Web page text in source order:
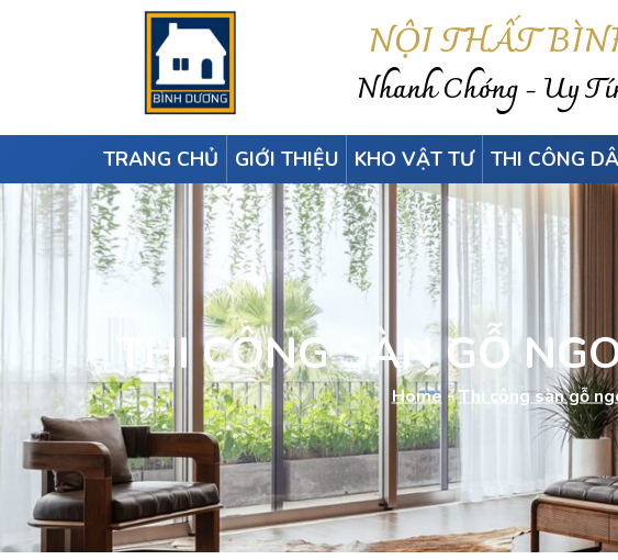
NỘI THẤT
Nhanh Chóng - Uy
TRANG CHỦ GIỚI THIỆU KHO VẬT TƯ THI CÔNG
THI CÔNG SÀN GỖ
Home-Thi công sàn gỗ